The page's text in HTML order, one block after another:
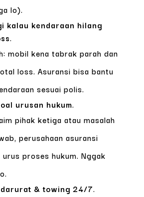
lo).
kalau kendaraan hilang
.
mobil kena tabrak parah dan
loss. Asuransi bisa bantu
sesuai polis.
urusan hukum.
pihak ketiga atau masalah
perusahaan asuransi
proses hukum. Nggak
& towing 24/7.